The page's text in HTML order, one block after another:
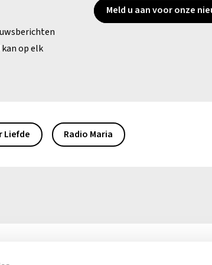
op elk
Meld u aan voor onze
Liefde Radio Maria